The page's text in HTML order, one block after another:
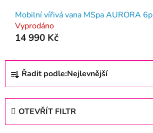
Mobilní vířivá vana MSpa AURORA 6p
Vyprodáno
14 990 Kč
Ř
z
Řadit podle:Nejlevnější
OTEVŘÍT FILTR